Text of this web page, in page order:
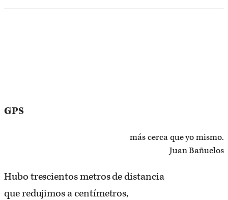
GPS
más cerca que yo mismo.
Juan Bañuelos
Hubo trescientos metros de distancia
que redujimos a centímetros,